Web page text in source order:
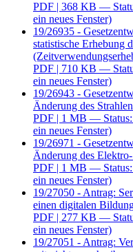
PDF | 368 KB —
ein neues Fenster)
19/26935 -
statistische Erhebung
PDF | 710 KB —
ein neues Fenster)
19/26943 -
Änderung des
PDF | 1 MB — Status:
ein neues Fenster)
19/26971 -
Änderung des
PDF | 1 MB — Status:
ein neues Fenster)
19/27050 - Antrag:
einen digitalen
PDF | 277 KB —
ein neues Fenster)
19/27051 - Antrag: